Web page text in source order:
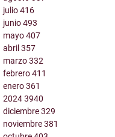
julio416
junio493
mayo407
abril357
marzo332
febrero411
enero361
20243940
diciembre329
noviembre381